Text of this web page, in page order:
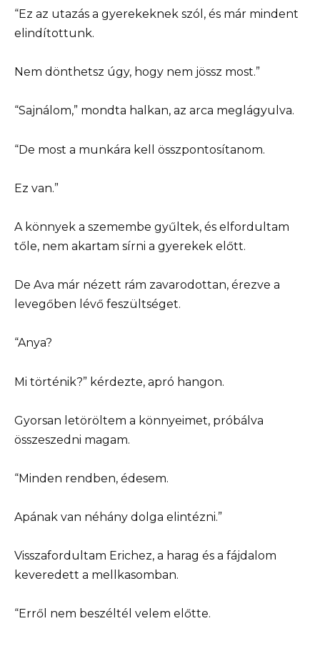
“Ez az utazás a gyerekeknek szól, és már mindent
elindítottunk.
Nem dönthetsz úgy, hogy nem jössz most.”
“Sajnálom,” mondta halkan, az arca meglágyulva.
“De most a munkára kell összpontosítanom.
Ez van.”
A könnyek a szemembe gyűltek, és elfordultam
tőle, nem akartam sírni a gyerekek előtt.
De Ava már nézett rám zavarodottan, érezve a
levegőben lévő feszültséget.
“Anya?
Mi történik?” kérdezte, apró hangon.
Gyorsan letöröltem a könnyeimet, próbálva
összeszedni magam.
“Minden rendben, édesem.
Apának van néhány dolga elintézni.”
Visszafordultam Erichez, a harag és a fájdalom
keveredett a mellkasomban.
“Erről nem beszéltél velem előtte.